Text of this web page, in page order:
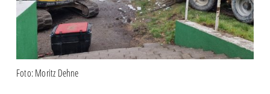
Foto: Moritz Dehne